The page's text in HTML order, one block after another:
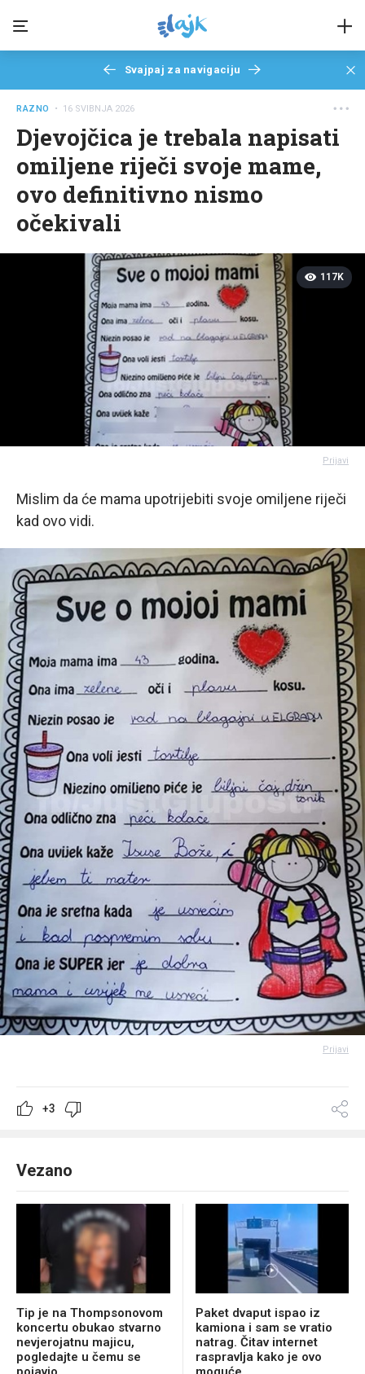
Svajpaj za navigaciju
RAZNO • 16 SVIBNJA 2026
Djevojčica je trebala napisati
omiljene riječi svoje mame,
ovo definitivno nismo
očekivali
117K
Prijavi
Mislim da će mama upotrijebiti svoje omiljene riječi
kad ovo vidi.
Prijavi
+3
Vezano
Tip je na Thompsonovom
koncertu obukao stvarno
nevjerojatnu majicu,
pogledajte u čemu se
Paket dvaput ispao iz
kamiona i sam se vratio
natrag. Čitav internet
raspravlja kako je ovo